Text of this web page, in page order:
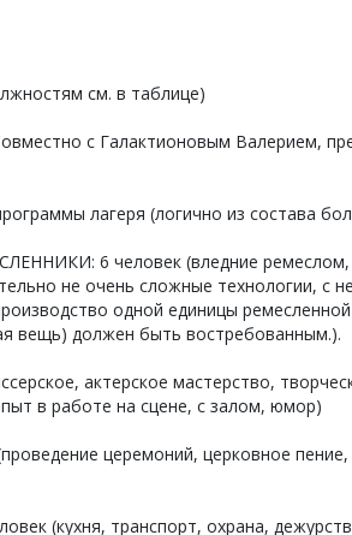
см. в таблице)
с Галактионовым Валерием,
лагеря (логично из состава
6 человек (вледние
не очень сложные технологии, с
одной единицы
вещь) должен быть востребованным.).
актерское мастерство,
в работе на сцене, с залом, юмор)
церемоний, церковное
(кухня, транспорт, охрана,